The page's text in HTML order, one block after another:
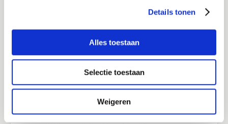
Details tonen
Alles toestaan
Selectie toestaan
Weigeren
persoonlijk. Bij Joinuz kies jij wat bij je past.
In loondienst met een flexibel of vast contract? Of
liever aan de slag als zzp’er? Jij bepaalt de richting.
Wij luisteren, adviseren, denken mee en zorgen dat
het klopt. Voor nu én later. Kies je voor detachering
opdrachtgevers aan opdrachten van 3 tot 12
maanden. Zo doe je in korte tijd brede én
waardevolle ervaring op, bouw je aan een sterk
privacy statement